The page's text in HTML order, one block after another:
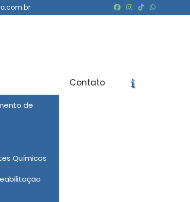
de
Químicos
Contato
Informações